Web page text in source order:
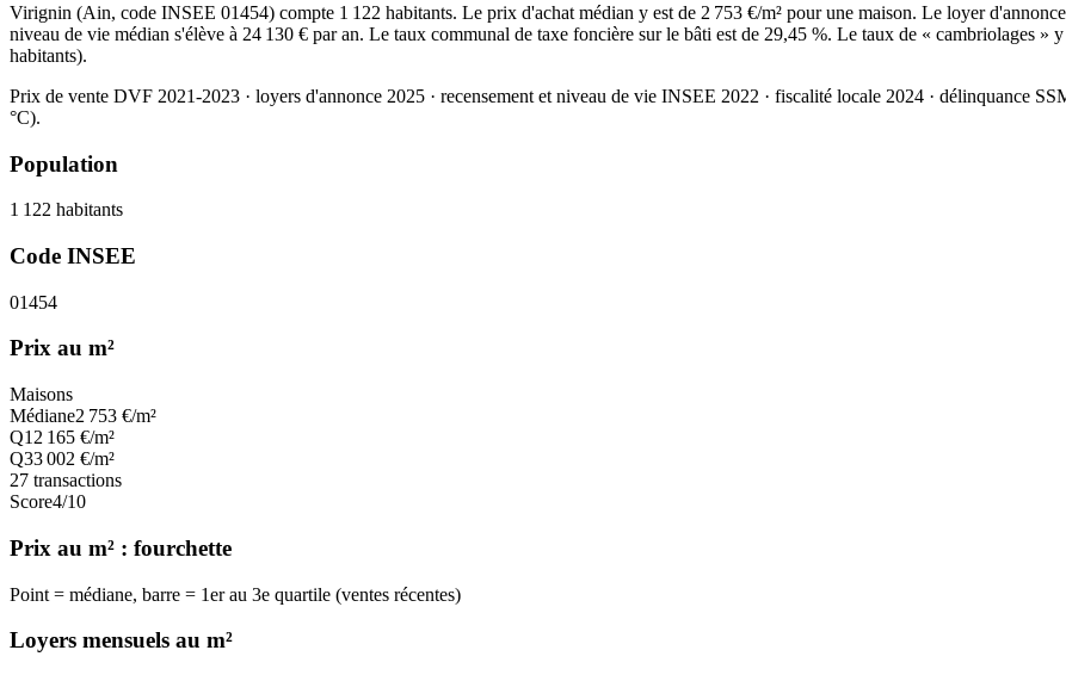
Virignin (Ain, code INSEE 01454) compte 1 122 habitants. Le prix d'achat médian y est de 2 753 €/m² pour une maison. Le loyer
niveau de vie médian s'élève à 24 130 € par an. Le taux communal de taxe foncière sur le bâti est de 29,45 %. Le taux de « cambriolages »
habitants).
Prix de vente DVF 2021-2023 · loyers d'annonce 2025 · recensement et niveau de vie INSEE 2022 · fiscalité locale 2024 · délinquance
°C).
Population
1 122 habitants
Code INSEE
01454
Prix au m²
Maisons
Médiane2 753 €/m²
Q1 2 165 €/m²
Q33 002 €/m²
27 transactions
Score4/10
Prix au m² : fourchette
Point = médiane, barre = 1er au 3e quartile (ventes récentes)
Loyers mensuels au m²